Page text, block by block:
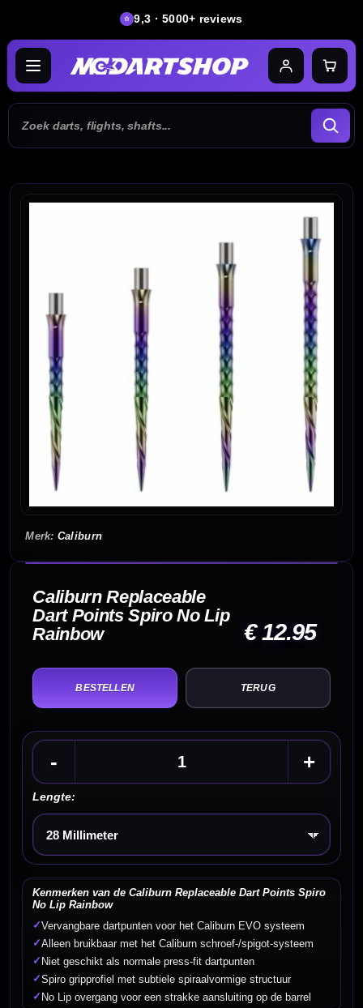
9,3 · 5000+ reviews
Caliburn
Caliburn Replaceable
Dart Points Spiro No Lip
Rainbow
€ 12.95
TERUG
- +
Lengte:
Kies een optie
Kenmerken van de Caliburn Replaceable Dart Points Spiro
No Lip Rainbow
✓Vervangbare dartpunten voor het Caliburn EVO systeem
✓Alleen bruikbaar met het Caliburn schroef-/spigot-systeem
✓ Niet geschikt als normale press-fit dartpunten
✓Spiro gripprofiel met subtiele spiraalvormige structuur
✓ No Lip overgang voor een strakke aansluiting op de barrel